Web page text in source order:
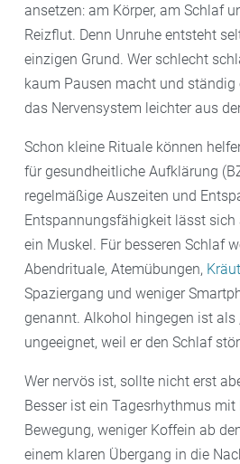
ansetzen: am Körper, am Schlaf
Reizflut. Denn Unruhe entsteht
einzigen Grund. Wer schlecht
kaum Pausen macht und ständig
das Nervensystem leichter aus
Schon kleine Rituale können
für gesundheitliche Aufklärung
regelmäßige Auszeiten und
Entspannungsfähigkeit lässt
ein Muskel. Für besseren Schlaf
Abendrituale, Atemübungen,
Spaziergang und weniger
genannt. Alkohol hingegen ist als
ungeeignet, weil er den Schlaf
Wer nervös ist, sollte nicht erst
Besser ist ein Tagesrhythmus mit
Bewegung, weniger Koffein ab
einem klaren Übergang in die